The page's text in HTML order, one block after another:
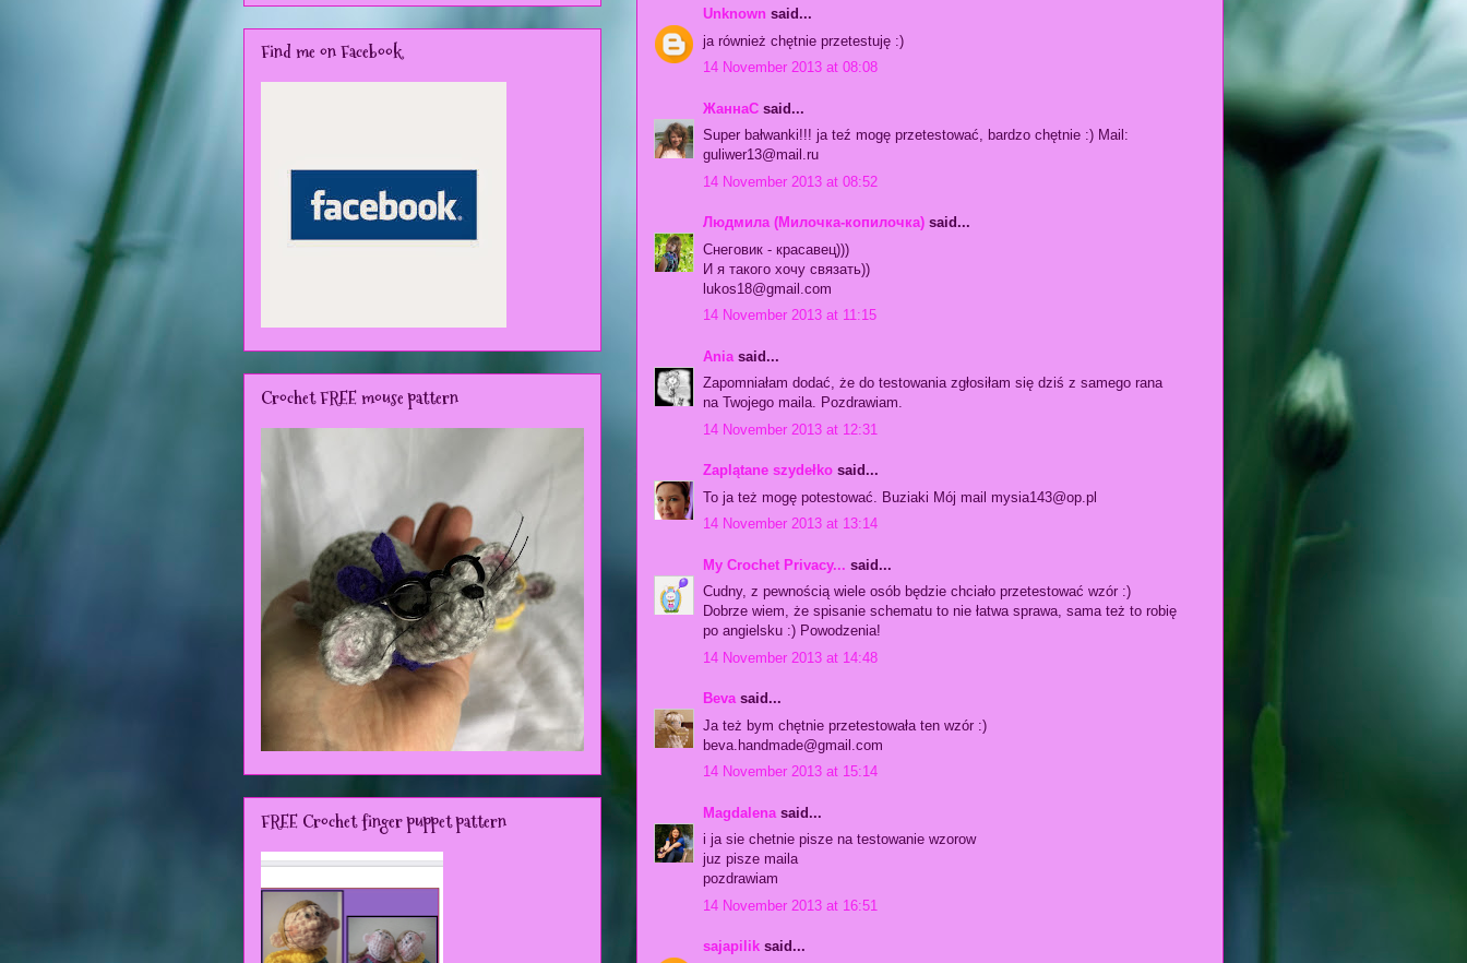
Unknown said...
ja również chętnie przetestuję :)
14 November 2013 at 08:08
ЖаннаС said...
Super bałwanki!!! ja teź mogę przetestować, bardzo chętnie :) Mail:
guliwer13@mail.ru
14 November 2013 at 08:52
Людмила (Милочка-копилочка) said...
Снеговик - красавец)))
И я такого хочу связать))
lukos18@gmail.com
14 November 2013 at 11:15
Ania said...
Zapomniałam dodać, że do testowania zgłosiłam się dziś z samego rana
na Twojego maila. Pozdrawiam.
14 November 2013 at 12:31
Zaplątane szydełko said...
To ja też mogę potestować. Buziaki Mój mail mysia143@op.pl
14 November 2013 at 13:14
My Crochet Privacy... said...
Cudny, z pewnością wiele osób będzie chciało przetestować wzór :)
Dobrze wiem, że spisanie schematu to nie łatwa sprawa, sama też to robię
po angielsku :) Powodzenia!
14 November 2013 at 14:48
Bevasaid...
Ja też bym chętnie przetestowała ten wzór :)
beva.handmade@gmail.com
14 November 2013 at 15:14
Magdalena said...
i ja sie chetnie pisze na testowanie wzorow
juz pisze maila
pozdrawiam
14 November 2013 at 16:51
sajapilik said...
Find me on Facebook
Crochet FREE mouse pattern
FREE Crochet finger puppet pattern